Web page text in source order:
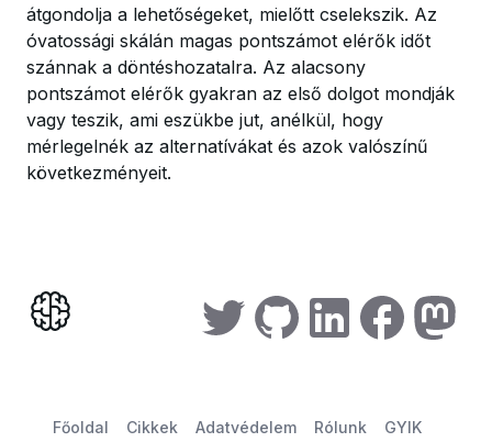
átgondolja a lehetőségeket, mielőtt cselekszik. Az
óvatossági skálán magas pontszámot elérők időt
szánnak a döntéshozatalra. Az alacsony
pontszámot elérők gyakran az első dolgot mondják
vagy teszik, ami eszükbe jut, anélkül, hogy
mérlegelnék az alternatívákat és azok valószínű
következményeit.
Főoldal Cikkek Adatvédelem Rólunk GYIK